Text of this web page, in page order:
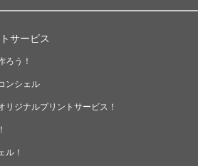
サービス
ろう！
ンシェル
リジナルプリントサービス！
ル！